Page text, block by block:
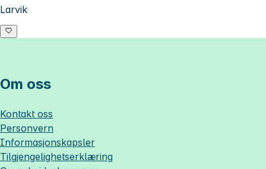
Larvik
Om oss
Kontakt oss
Personvern
Informasjonskapsler
Tilgjengelighetserklæring